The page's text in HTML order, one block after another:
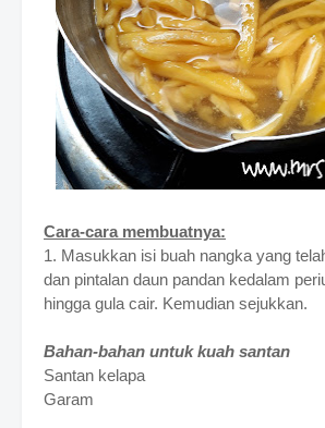
Cara-cara membuatnya:
1. Masukkan isi buah nangka yang
dan pintalan daun pandan kedalam
hingga gula cair. Kemudian sejukkan.
Bahan-bahan untuk kuah santan
Santan kelapa
Garam